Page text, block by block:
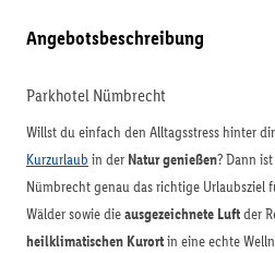
Angebotsbeschreibung
Parkhotel Nümbrecht
Willst du einfach den Alltagsstress hinter
Kurzurlaub in der Natur genießen? Dann
Nümbrecht genau das richtige Urlaubsziel
Wälder sowie dieausgezeichnete Luftder
heilklimatischen Kurortin eine echte